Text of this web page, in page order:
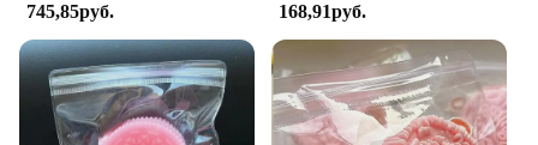
745,85руб. 168,91руб.